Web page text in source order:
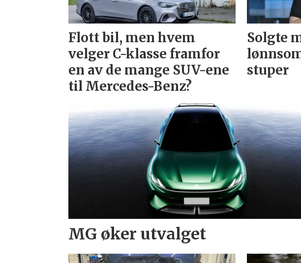
Flott bil, men hvem
velger C-klasse framfor
en av de mange SUV-ene
til Mercedes-Benz?
Solgte
stuper
MG øker utvalget